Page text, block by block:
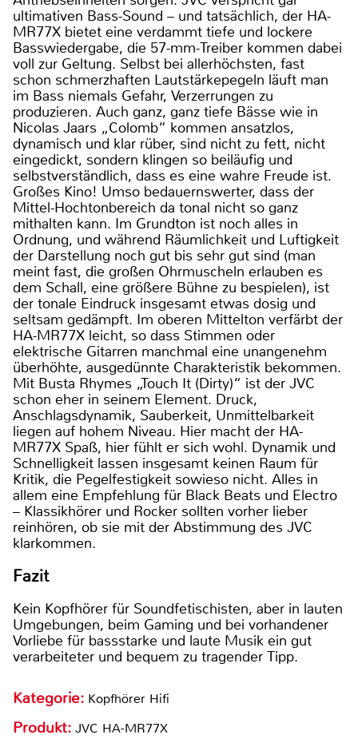
ultimativen Bass-Sound – und tatsächlich, der HA-
MR77X bietet eine verdammt tiefe und lockere
Basswiedergabe, die 57-mm-Treiber kommen dabei
voll zur Geltung. Selbst bei allerhöchsten, fast
schon schmerzhaften Lautstärkepegeln läuft man
im Bass niemals Gefahr, Verzerrungen zu
produzieren. Auch ganz, ganz tiefe Bässe wie in
Nicolas Jaars „Colomb“ kommen ansatzlos,
dynamisch und klar rüber, sind nicht zu fett, nicht
eingedickt, sondern klingen so beiläufig und
selbstverständlich, dass es eine wahre Freude ist.
Großes Kino! Umso bedauernswerter, dass der
Mittel-Hochtonbereich da tonal nicht so ganz
mithalten kann. Im Grundton ist noch alles in
Ordnung, und während Räumlichkeit und Luftigkeit
der Darstellung noch gut bis sehr gut sind (man
meint fast, die großen Ohrmuscheln erlauben es
dem Schall, eine größere Bühne zu bespielen), ist
der tonale Eindruck insgesamt etwas dosig und
seltsam gedämpft. Im oberen Mittelton verfärbt der
HA-MR77X leicht, so dass Stimmen oder
elektrische Gitarren manchmal eine unangenehm
überhöhte, ausgedünnte Charakteristik bekommen.
Mit Busta Rhymes „Touch It (Dirty)“ ist der JVC
schon eher in seinem Element. Druck,
Anschlagsdynamik, Sauberkeit, Unmittelbarkeit
liegen auf hohem Niveau. Hier macht der HA-
MR77X Spaß, hier fühlt er sich wohl. Dynamik und
Schnelligkeit lassen insgesamt keinen Raum für
Kritik, die Pegelfestigkeit sowieso nicht. Alles in
allem eine Empfehlung für Black Beats und Electro
– Klassikhörer und Rocker sollten vorher lieber
reinhören, ob sie mit der Abstimmung des JVC
klarkommen.
Fazit
Kein Kopfhörer für Soundfetischisten, aber in lauten
Umgebungen, beim Gaming und bei vorhandener
Vorliebe für bassstarke und laute Musik ein gut
verarbeiteter und bequem zu tragender Tipp.
Kategorie: Kopfhörer Hifi
Produkt: JVC HA-MR77X